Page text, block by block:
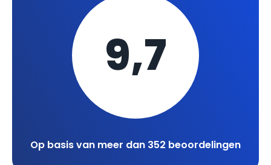
9,7
Op basis van meer dan 352 beoordelingen